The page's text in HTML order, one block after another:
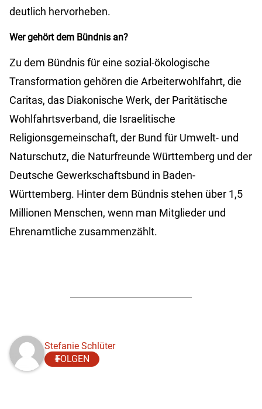
deutlich hervorheben.
Wer gehört dem Bündnis an?
Zu dem Bündnis für eine sozial-ökologische
Transformation gehören die Arbeiterwohlfahrt, die
Caritas, das Diakonische Werk, der Paritätische
Wohlfahrtsverband, die Israelitische
Religionsgemeinschaft, der Bund für Umwelt- und
Naturschutz, die Naturfreunde Württemberg und der
Deutsche Gewerkschaftsbund in Baden-
Württemberg. Hinter dem Bündnis stehen über 1,5
Millionen Menschen, wenn man Mitglieder und
Ehrenamtliche zusammenzählt.
Stefanie Schlüter
FOLGEN